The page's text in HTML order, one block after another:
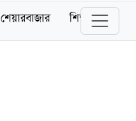
শেয়ারবাজার শিক্ষা